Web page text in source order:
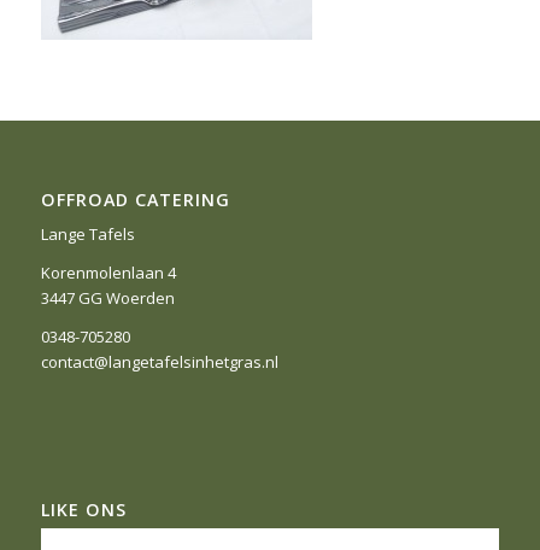
OFFROAD CATERING
Lange Tafels
Korenmolenlaan 4
3447 GG Woerden
0348-705280
contact@langetafelsinhetgras.nl
LIKE ONS